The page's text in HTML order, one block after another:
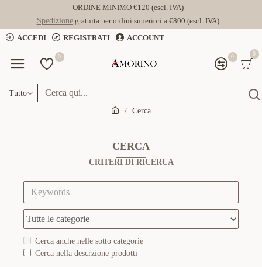
ORDINE MINIMO €120 (escl. IVA)
Spedizionegratuita per ordini superiori a €800 (escl. IVA)
ACCEDI
REGISTRATI ACCOUNT
0 0 0
Tutto
Cerca
CERCA
CRITERI DI RICERCA
Cerca anche nelle sotto categorie
Cerca nella descrzione prodotti